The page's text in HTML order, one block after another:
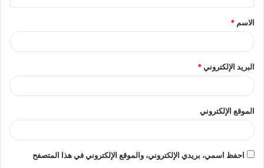
ق
*
الاسم *
البريد الإلكتروني*
الموقع الإلكتروني
احفظ اسمي، بريدي الإلكتروني، والموقع الإلكتروني في هذا المتصفح